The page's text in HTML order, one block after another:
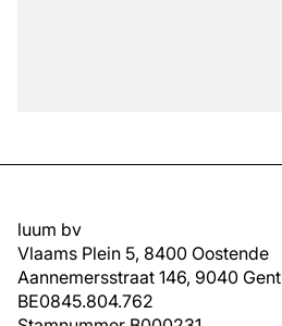
luum bv
Vlaams Plein 5, 8400 Oostende
Aannemersstraat 146, 9040 Gent
BE0845.804.762